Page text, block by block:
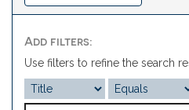
Add filters:
Use filters to refine the search